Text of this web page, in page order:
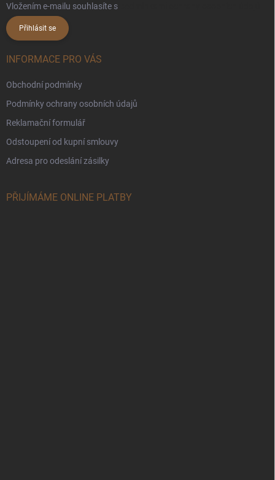
Vložením e-mailu souhlasíte s
Přihlásit se
INFORMACE PRO VÁS
Obchodní podmínky
Podmínky ochrany osobních údajů
Reklamační formulář
Odstoupení od kupní smlouvy
Adresa pro odeslání zásilky
PŘIJÍMÁME ONLINE PLATBY